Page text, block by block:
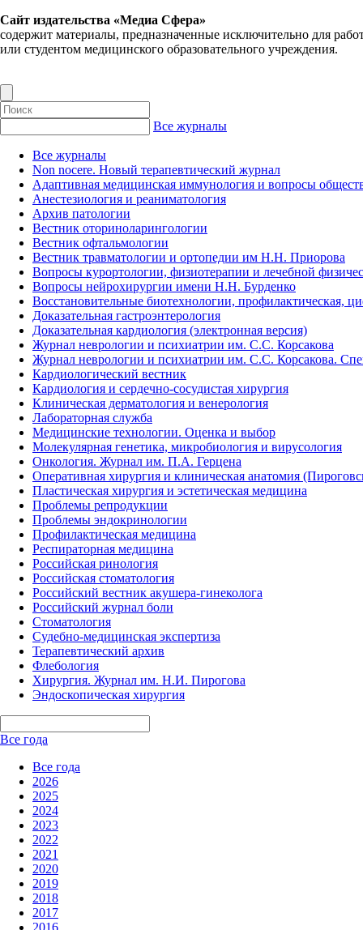
Сайт издательства «Медиа Сфера»
содержит материалы, предназначенные исключительно для
или студентом медицинского образовательного учреждения.
Все журналы
Все журналы
Non nocere. Новый терапевтический журнал
Адаптивная медицинская иммунология и вопросы
Анестезиология и реаниматология
Архив патологии
Вестник оториноларингологии
Вестник офтальмологии
Вестник травматологии и ортопедии им Н.Н. Приорова
Вопросы курортологии, физиотерапии и лечебной
Вопросы нейрохирургии имени Н.Н. Бурденко
Восстановительные биотехнологии, профилактическая,
Доказательная гастроэнтерология
Доказательная кардиология (электронная версия)
Журнал неврологии и психиатрии им. С.С. Корсакова
Журнал неврологии и психиатрии им. С.С. Корсакова.
Кардиологический вестник
Кардиология и сердечно-сосудистая хирургия
Клиническая дерматология и венерология
Лабораторная служба
Медицинские технологии. Оценка и выбор
Молекулярная генетика, микробиология и вирусология
Онкология. Журнал им. П.А. Герцена
Оперативная хирургия и клиническая анатомия
Пластическая хирургия и эстетическая медицина
Проблемы репродукции
Проблемы эндокринологии
Профилактическая медицина
Респираторная медицина
Российская ринология
Российская стоматология
Российский вестник акушера-гинеколога
Российский журнал боли
Стоматология
Судебно-медицинская экспертиза
Терапевтический архив
Флебология
Хирургия. Журнал им. Н.И. Пирогова
Эндоскопическая хирургия
Все года
Все года
2026
2025
2024
2023
2022
2021
2020
2019
2018
2017
2016